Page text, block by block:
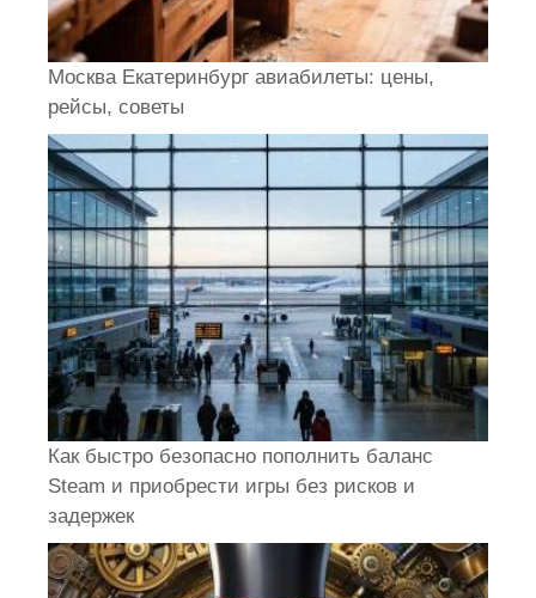
Москва Екатеринбург авиабилеты: цены,
рейсы, советы
Как быстро безопасно пополнить баланс
Steam и приобрести игры без рисков и
задержек